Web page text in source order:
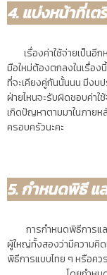
4. แบ่งหน้าที่เต
เรื่องค่าใช้จ่ายเป็นอีกห
มือใหม่ต้องตกลงในเ
ที่จะเคียงคู่กันนั้นนน มีงบ
ฝ่ายไหนจะรับผิดชอบค่าใ
เกิดปัญหาตามมาในภาย
ครอบครัวนะคะ
5. กำหนดพิธี แ
การกำหนดพิธีการแล
ผู้ใหญ่ทั้งสองว่ามีความ
พิธีการแบบไทย ๆ หรือ